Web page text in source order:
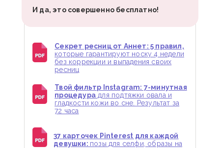
И да, это совершенно бесплатно!
Секрет ресниц от Аннет: 5 правил,
которые гарантируют носку 4 недели
без коррекции и выпадения своих
ресниц
Твой фильтр Instagram: 7-минутная
процедурадля подтяжки овала и
гладкости кожи во сне. Результат за
72 часа
37 карточек Pinterest для каждой
девушки: позы для селфи, образы на